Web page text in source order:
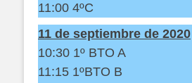
11:00 4ºC
11 de septiembre de 2020
10:30 1º BTO A
11:15 1ºBTO B